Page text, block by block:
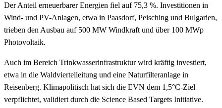
Der Anteil erneuerbarer Energien fiel auf 75,3 %. Investitionen in
Wind- und PV-Anlagen, etwa in Paasdorf, Peisching und Bulgarien,
trieben den Ausbau auf 500 MW Windkraft und über 100 MWp
Photovoltaik.
Auch im Bereich Trinkwasserinfrastruktur wird kräftig investiert,
etwa in die Waldviertelleitung und eine Naturfilteranlage in
Reisenberg. Klimapolitisch hat sich die EVN dem 1,5°C-Ziel
verpflichtet, validiert durch die Science Based Targets Initiative.